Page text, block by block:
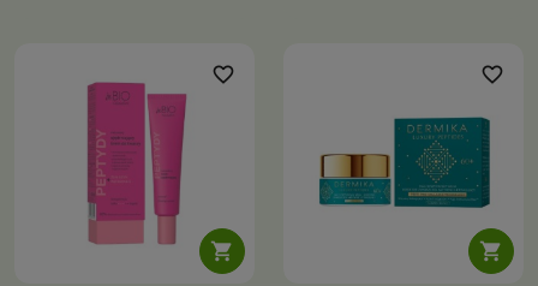

favorite_border

favorite_border